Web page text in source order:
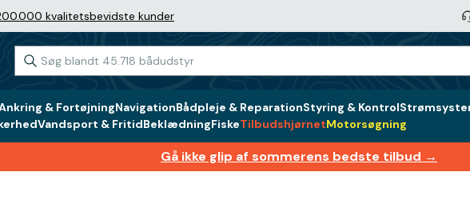
kvalitetsbevidste kunder
& FortøjningNavigationBådpleje & ReparationStyring & Kontrol
Vandsport & FritidBeklædningFiskeTilbudshjørnetMotorsøgning
Gå ikke glip af sommerens bedste tilbud →